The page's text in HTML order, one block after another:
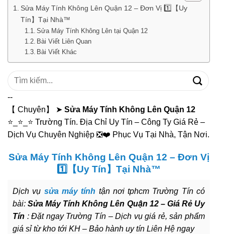
Sửa Máy Tính Không Lên Quận 12 – Đơn Vị 1️⃣【Uy
Tín】Tại Nhà™
Sửa Máy Tính Không Lên tại Quận 12
Bài Viết Liên Quan
Bài Viết Khác
Tìm
--
【 Chuyên】 ➤ Sửa Máy Tính Không Lên Quận 12
⭐_⭐_⭐ Trường Tín. Địa Chỉ Uy Tín – Công Ty Giá Rẻ –
Dịch Vụ Chuyên Nghiệp ❎❤️ Phục Vụ Tại Nhà, Tận Nơi.
Sửa Máy Tính Không Lên Quận 12 – Đơn Vị
1️⃣【Uy Tín】Tại Nhà™
Dịch vụ sửa máy tính tận nơi tphcm Trường Tín có
bài:Sửa Máy Tính Không Lên Quận 12 – Giá Rẻ Uy
Tín : Đặt ngay Trường Tín – Dịch vụ giá rẻ, sản phẩm
giá sỉ từ kho tới KH – Bảo hành uy tín Liên Hệ ngay